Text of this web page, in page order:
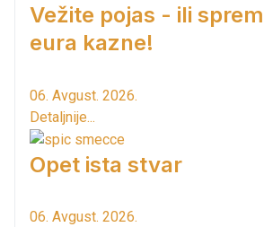
Vežite pojas - ili
eura kazne!
06. Avgust. 2026.
Detaljnije...
Opet ista stvar
06. Avgust. 2026.